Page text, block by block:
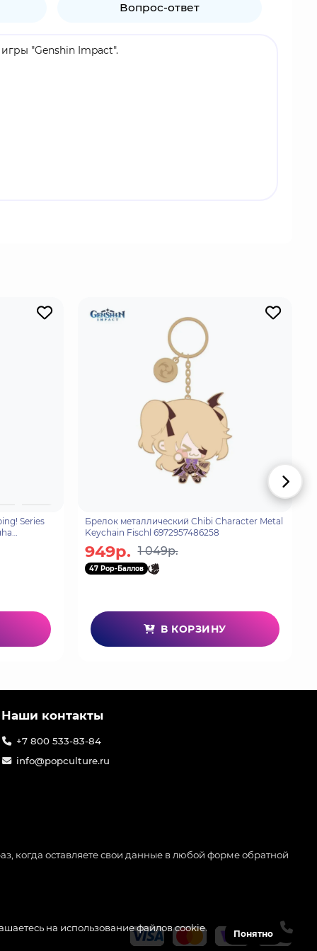
Вопрос-ответ
"Genshin Impact".
Фавония. Эта элегантная девушка с
Series
Брелок металлический Chibi Character Metal
Keychain Fischl 6972957486258
949р. 1 049р.
47 Pop-Баллов
В КОРЗИНУ
на использование файлов cookie.
Понятно
Наши контакты
+7 800 533-83-84
info@popculture.ru
когда оставляете свои данные в любой форме обратной